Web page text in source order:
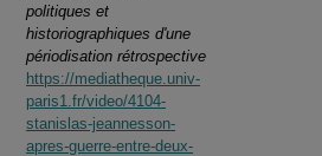
politiques et
historiographiques d'une
périodisation rétrospective
https://mediatheque.univ-
paris1.fr/video/4104-
stanislas-jeannesson-
apres-guerre-entre-deux-